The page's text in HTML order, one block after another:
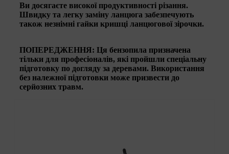
Ви досягаєте високої продуктивності різання.
Швидку та легку заміну ланцюга забезпечують
також незнімні гайки кришці ланцюгової зірочки.
ПОПЕРЕДЖЕННЯ: Ця бензопила призначена
тільки для професіоналів, які пройшли спеціальну
підготовку по догляду за деревами. Використання
без належної підготовки може призвести до
серйозних травм.